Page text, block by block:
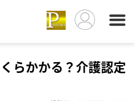
らかかる？介護認定